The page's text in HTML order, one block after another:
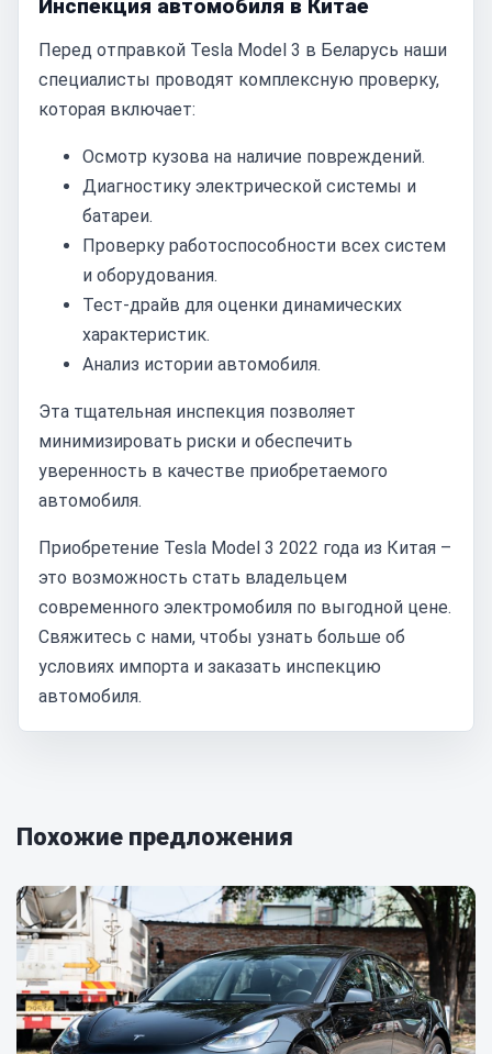
Инспекция автомобиля в Китае
Перед отправкой Tesla Model 3 в Беларусь наши
специалисты проводят комплексную проверку,
которая включает:
Осмотр кузова на наличие повреждений.
Диагностику электрической системы и
батареи.
Проверку работоспособности всех систем
и оборудования.
Тест-драйв для оценки динамических
характеристик.
Анализ истории автомобиля.
Эта тщательная инспекция позволяет
минимизировать риски и обеспечить
уверенность в качестве приобретаемого
автомобиля.
Приобретение Tesla Model 3 2022 года из Китая –
это возможность стать владельцем
современного электромобиля по выгодной цене.
Свяжитесь с нами, чтобы узнать больше об
условиях импорта и заказать инспекцию
автомобиля.
Похожие предложения